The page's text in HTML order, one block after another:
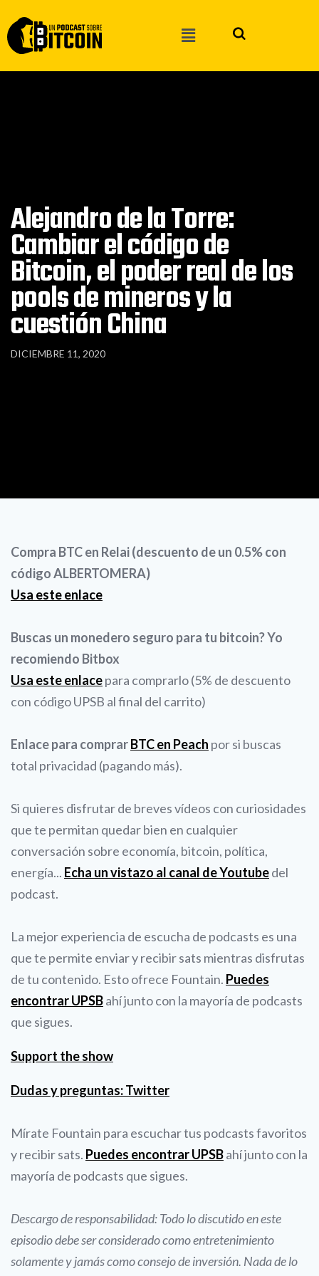
Alejandro de la Torre:
Cambiar el código de
Bitcoin, el poder real de los
pools de mineros y la
cuestión China
DICIEMBRE 11, 2020
Compra BTC en Relai (descuento de un 0.5% con
código ALBERTOMERA)
Usa este enlace
Buscas un monedero seguro para tu bitcoin? Yo
recomiendo Bitbox
Usa este enlacepara comprarlo (5% de descuento
con código UPSB al final del carrito)
Enlace para comprarBTC en Peach por si buscas
total privacidad (pagando más).
Si quieres disfrutar de breves vídeos con curiosidades
que te permitan quedar bien en cualquier
conversación sobre economía, bitcoin, política,
energía... Echa un vistazo al canal de Youtubedel
podcast.
La mejor experiencia de escucha de podcasts es una
que te permite enviar y recibir sats mientras disfrutas
de tu contenido. Esto ofrece Fountain. Puedes
encontrar UPSBahí junto con la mayoría de podcasts
que sigues.
Support the show
Dudas y preguntas: Twitter
Mírate Fountain para escuchar tus podcasts favoritos
y recibir sats. Puedes encontrar UPSBahí junto con la
mayoría de podcasts que sigues.
Descargo de responsabilidad: Todo lo discutido en este
episodio debe ser considerado como entretenimiento
solamente y jamás como consejo de inversión. Nada de lo